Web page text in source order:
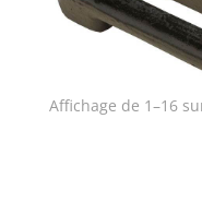
Affichage de 1–16